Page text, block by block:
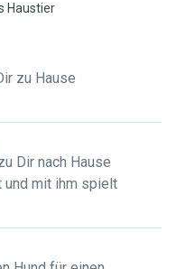
unternehme am
1–2 Stunden, je nach
Früher war ich mit
unterwegs - frische
gut. 🐕🚲
Campus in
grüne Bereiche und ich
wo dein Hund
auch mal mehr Platz
sind sehr
Haustier
zu Hause
Dir nach Hause
und mit ihm spielt